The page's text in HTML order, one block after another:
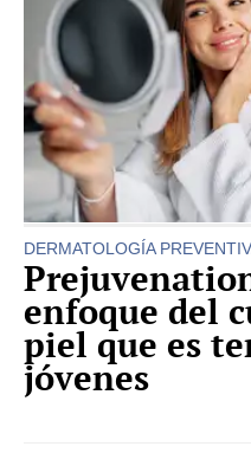
DERMATOLOGÍA
enfoque del
piel que es
jóvenes